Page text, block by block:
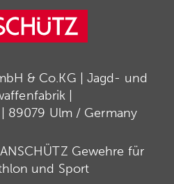
& Co.KG | Jagd- und
|
| 89079 Ulm / Germany
Gewehre für
und Sport